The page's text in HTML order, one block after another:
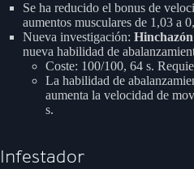
Se ha reducido el bonus de
aumentos musculares de 1,03 a
Nueva investigación:
nueva habilidad de
Coste: 100/100, 64 s.
La habilidad de
aumenta la velocidad de
s.
Infestador